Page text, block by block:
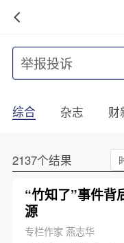
综合 杂志 财
2137个结果
“竹知了”事件背
源
专栏作家 燕志华